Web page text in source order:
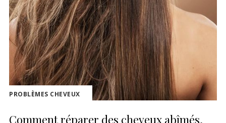
PROBLÈMES CHEVEUX
Comment réparer des cheveux abîmés,